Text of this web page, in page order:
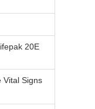
20E
Vital Signs